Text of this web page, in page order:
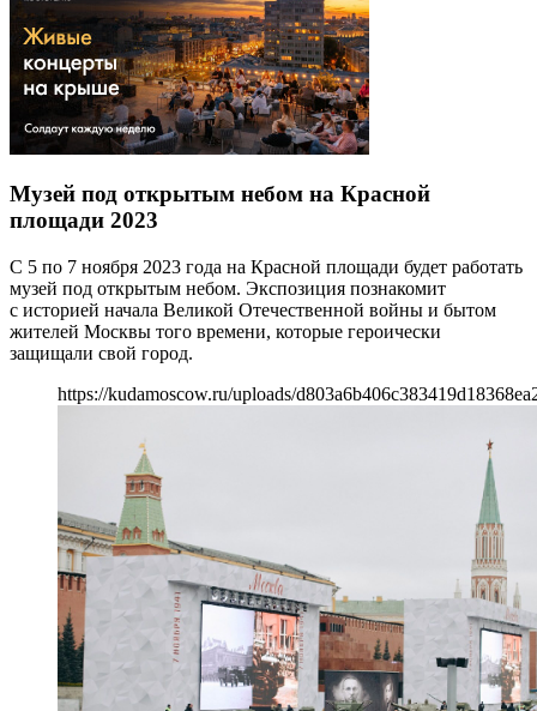
Музей под открытым небом на Красной
площади 2023
С 5 по 7 ноября 2023 года на Красной площади будет работать
музей под открытым небом. Экспозиция познакомит
с историей начала Великой Отечественной войны и бытом
жителей Москвы того времени, которые героически
защищали свой город.
https://kudamoscow.ru/uploads/